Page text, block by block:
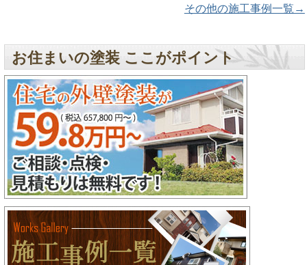
その他の施工事例一覧→
お住まいの塗装 ここがポイント